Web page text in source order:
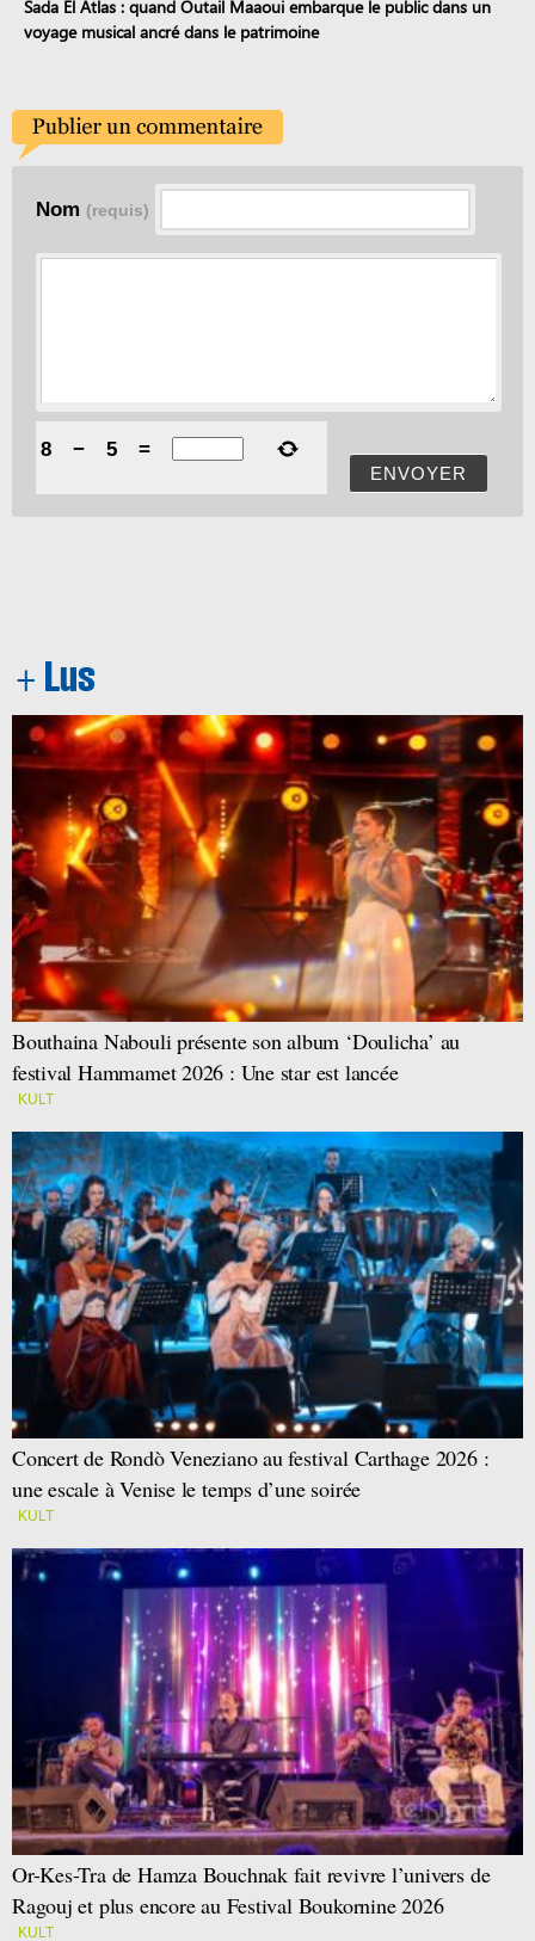
Sada El Atlas : quand Outail Maaoui embarque le public dans un
voyage musical ancré dans le patrimoine
Nom (requis)
ENVOYER
8 − 5 =
Bouthaina Nabouli présente son album ‘Doulicha’ au
festival Hammamet 2026 : Une star est lancée
KULT
Concert de Rondò Veneziano au festival Carthage 2026 :
une escale à Venise le temps d’une soirée
KULT
Or-Kes-Tra de Hamza Bouchnak fait revivre l’univers de
Ragouj et plus encore au Festival Boukornine 2026
KULT